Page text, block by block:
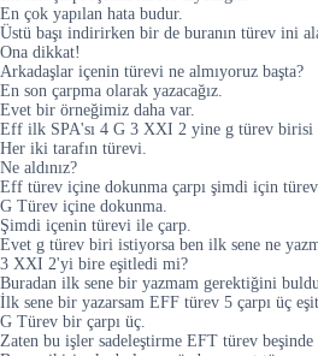
En çok yapılan hata budur.
Üstü başı indirirken bir de buranın türev ini
Ona dikkat!
Arkadaşlar içenin türevi ne almıyoruz başta?
En son çarpma olarak yazacağız.
Evet bir örneğimiz daha var.
Eff ilk SPA'sı 4 G 3 XXI 2 yine g türev birisi
Her iki tarafın türevi.
Ne aldınız?
Eff türev içine dokunma çarpı şimdi için
G Türev içine dokunma.
Şimdi içenin türevi ile çarp.
Evet g türev biri istiyorsa ben ilk sene ne
3 XXI 2'yi bire eşitledi mi?
Buradan ilk sene bir yazmam gerektiğini
İlk sene bir yazarsam EFF türev 5 çarpı üç
G Türev bir çarpı üç.
Zaten bu işler sadeleştirme EFT türev